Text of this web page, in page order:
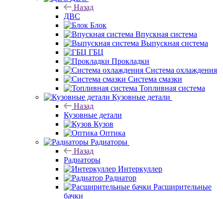
Назад
ДВС
Блок
Впускная система
Выпускная система
ГБЦ
Прокладки
Система охлаждения
Система смазки
Топливная система
Кузовные детали
Назад
Кузовные детали
Кузов
Оптика
Радиаторы
Назад
Радиаторы
Интеркуллер
Радиатор
Расширительные
бачки